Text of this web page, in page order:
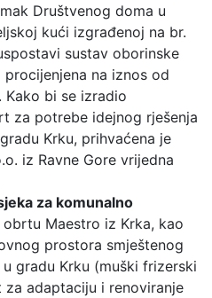
Društvenog doma u
kući izgrađenoj na br.
sustav oborinske
na iznos od
Kako bi se izradio
za potrebe idejnog rješenja
Krku, prihvaćena je
iz Ravne Gore vrijedna
za komunalno
obrtu Maestro iz Krka, kao
prostora smještenog
gradu Krku (muški frizerski
za adaptaciju i renoviranje